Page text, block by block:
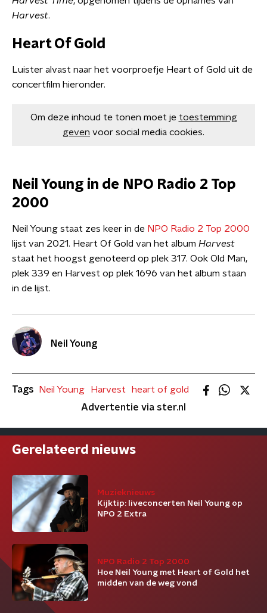
Harvest.
Heart Of Gold
Luister alvast naar het voorproefje Heart of Gold uit de
concertfilm hieronder.
Om deze inhoud te tonen moet je toestemming
geven voor social media cookies.
Neil Young in de NPO Radio 2 Top
2000
Neil Young staat zes keer in de NPO Radio 2 Top 2000
lijst van 2021. Heart Of Gold van het album Harvest
staat het hoogst genoteerd op plek 317. Ook Old Man,
plek 339 en Harvest op plek 1696 van het album staan
in de lijst.
Neil Young
Tags Neil Young Harvest
heart of gold
Advertentie via ster.nl
Gerelateerd nieuws
Muzieknieuws
Kijktip: liveconcerten Neil Young op
NPO 2 Extra
NPO Radio 2 Top 2000
Hoe Neil Young met Heart of Gold het
midden van de weg vond